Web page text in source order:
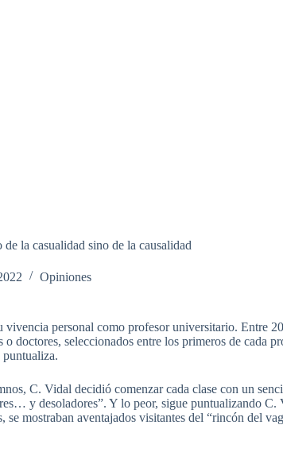
la casualidad sino de la causalidad
Opiniones
personal como profesor universitario. Entre
doctores, seleccionados entre los primeros de cada
C. Vidal decidió comenzar cada clase con un
y desoladores”. Y lo peor, sigue puntualizando
mostraban aventajados visitantes del “rincón del